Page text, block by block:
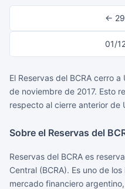
←
01/
El Reservas del BCRA cerro
de noviembre de 2017. Esto
respecto al cierre anterior de
Sobre el Reservas del
Reservas del BCRA es
Central (BCRA). Es uno de
mercado financiero